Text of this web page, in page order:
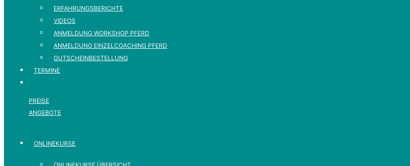
ERFAHRUNGSBERICHTE
VIDEOS
ANMELDUNG WORKSHOP PFERD
ANMELDUNG EINZELCOACHING PFERD
GUTSCHEINBESTELLUNG
TERMINE
PREISE
ANGEBOTE
ONLINEKURSE